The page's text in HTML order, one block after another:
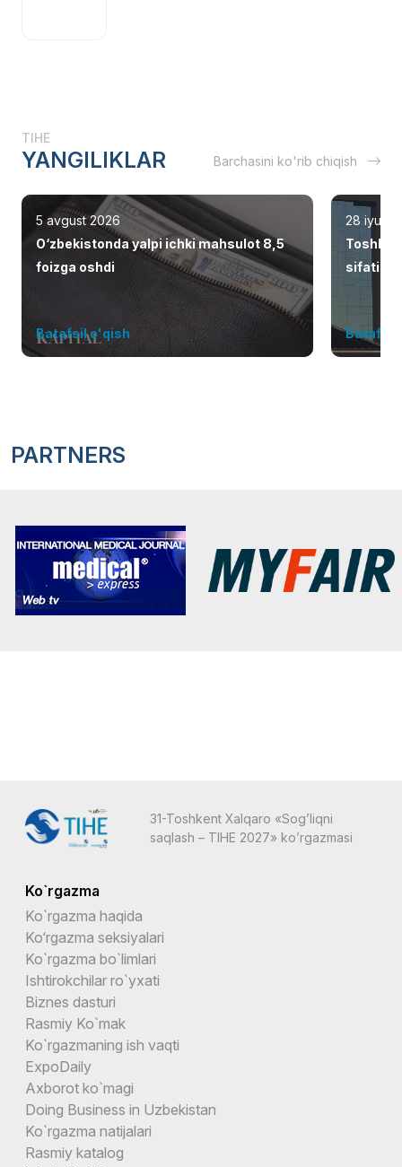
TIHE
YANGILIKLAR Barchasini ko'rib chiqish
5 avgust 2026
O‘zbekistonda yalpi ichki mahsulot 8,5
foizga oshdi
Batafsil o'qish
28 iyul
Batafsil
PARTNERS
31-Toshkent Xalqaro «Sog’liqni
saqlash – TIHE 2027» ko’rgazmasi
Ko`rgazma
Ko`rgazma haqida
Ko‘rgazma seksiyalari
Ko`rgazma bo`limlari
Ishtirokchilar ro`yxati
Biznes dasturi
Rasmiy Ko`mak
Ko`rgazmaning ish vaqti
ExpoDaily
Axborot ko`magi
Doing Business in Uzbekistan
Ko`rgazma natijalari
Rasmiy katalog